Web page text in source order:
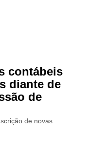
contábeis
diante de
de
de novas